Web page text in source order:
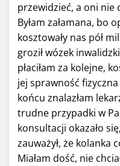
przewidzieć, a oni nie
Byłam załamana, bo
kosztowały nas pół
groził wózek
płaciłam za kolejne,
jej sprawność
końcu znalazłam
trudne przypadki w
konsultacji okazało
zauważył, że kolanka
Miałam dość, nie